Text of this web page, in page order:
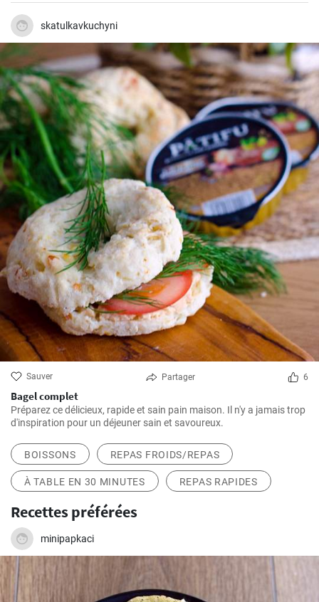
skatulkavkuchyni
Sauver Partager 6
Bagel complet
Préparez ce délicieux, rapide et sain pain maison. Il n'y a jamais trop
d'inspiration pour un déjeuner sain et savoureux.
BOISSONS REPAS FROIDS/REPAS
À TABLE EN 30 MINUTES REPAS RAPIDES
Recettes préférées
minipapkaci